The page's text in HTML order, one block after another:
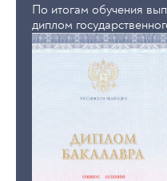
По итогам обучения
диплом